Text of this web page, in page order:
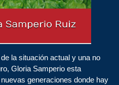
la situación actual y una no
Gloria Samperio esta
generaciones donde hay